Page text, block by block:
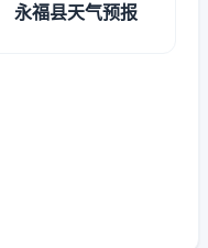
永福县天气预报